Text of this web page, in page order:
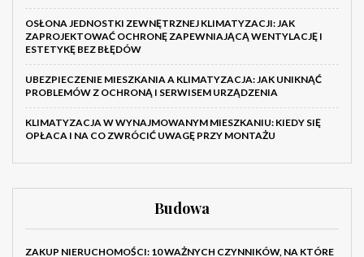
OSŁONA JEDNOSTKI ZEWNĘTRZNEJ KLIMATYZACJI: JAK
ZAPROJEKTOWAĆ OCHRONĘ ZAPEWNIAJĄCĄ WENTYLACJĘ I
ESTETYKĘ BEZ BŁĘDÓW
UBEZPIECZENIE MIESZKANIA A KLIMATYZACJA: JAK UNIKNĄĆ
PROBLEMÓW Z OCHRONĄ I SERWISEM URZĄDZENIA
KLIMATYZACJA W WYNAJMOWANYM MIESZKANIU: KIEDY SIĘ
OPŁACA I NA CO ZWRÓCIĆ UWAGĘ PRZY MONTAŻU
Budowa
ZAKUP NIERUCHOMOŚCI: 10 WAŻNYCH CZYNNIKÓW, NA KTÓRE